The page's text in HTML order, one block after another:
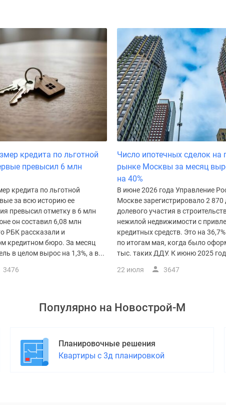
кредита по льготной
превысил 6 млн
кредита по льготной
за всю историю ее
превысил отметку в 6 млн
он составил 6,08 млн
РБК рассказали и
кредитном бюро. За месяц
в целом вырос на 1,3%, а в...
3476
Число ипотечных сделок на
рынке Москвы за месяц
на 40%
В июне 2026 года Управление
Москве зарегистрировало 2 870
долевого участия в
нежилой недвижимости с
кредитных средств. Это на
по итогам мая, когда было
тыс. таких ДДУ. К июню 2025
22 июля 3647
Популярно на Новострой-М
Планировочные решения
Квартиры с 3д планировкой